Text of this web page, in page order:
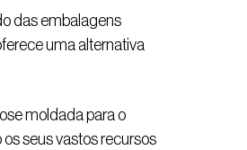
das embalagens
uma alternativa
moldada para o
seus vastos recursos